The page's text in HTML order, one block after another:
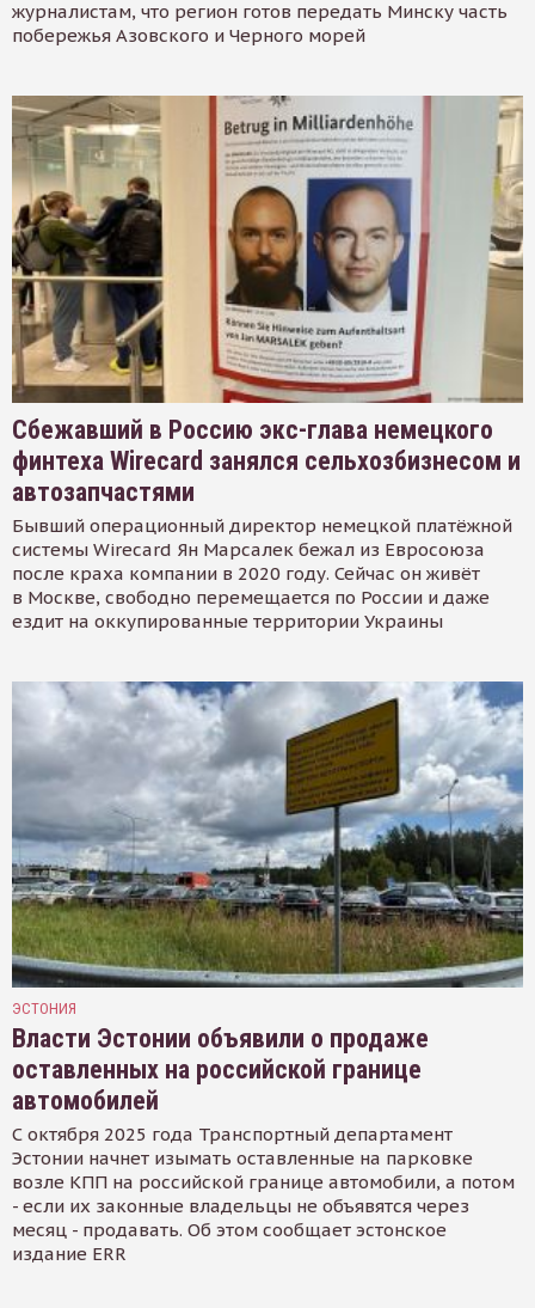
журналистам, что регион готов передать Минску часть
побережья Азовского и Черного морей
Сбежавший в Россию экс-глава немецкого
финтеха Wirecard занялся сельхозбизнесом и
автозапчастями
Бывший операционный директор немецкой платёжной
системы Wirecard Ян Марсалек бежал из Евросоюза
после краха компании в 2020 году. Сейчас он живёт
в Москве, свободно перемещается по России и даже
ездит на оккупированные территории Украины
ЭСТОНИЯ
Власти Эстонии объявили о продаже
оставленных на российской границе
автомобилей
С октября 2025 года Транспортный департамент
Эстонии начнет изымать оставленные на парковке
возле КПП на российской границе автомобили, а потом
- если их законные владельцы не объявятся через
месяц - продавать. Об этом сообщает эстонское
издание ERR